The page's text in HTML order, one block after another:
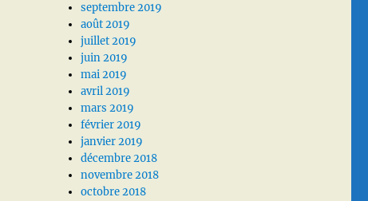
septembre 2019
août 2019
juillet 2019
juin 2019
mai 2019
avril 2019
mars 2019
février 2019
janvier 2019
décembre 2018
novembre 2018
octobre 2018